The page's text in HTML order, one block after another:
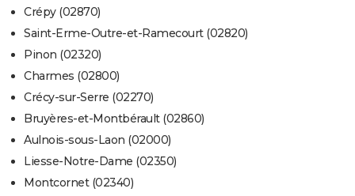
Crépy (02870)
Saint-Erme-Outre-et-Ramecourt (02820)
Pinon (02320)
Charmes (02800)
Crécy-sur-Serre (02270)
Bruyères-et-Montbérault (02860)
Aulnois-sous-Laon (02000)
Liesse-Notre-Dame (02350)
Montcornet (02340)